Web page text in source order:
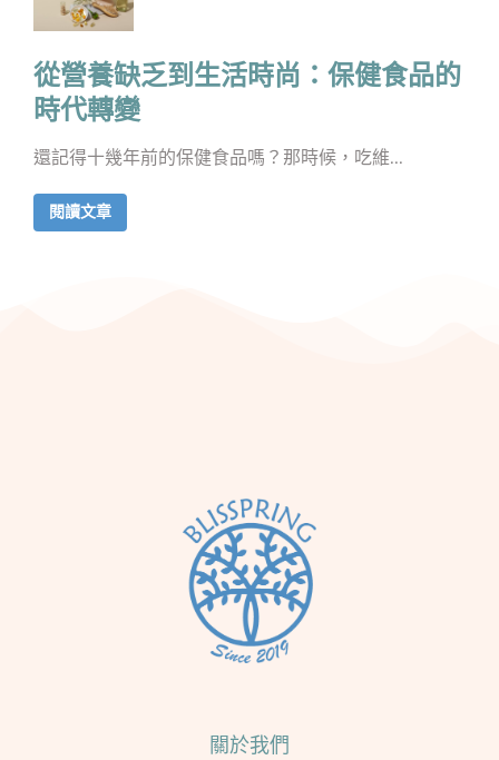
從營養缺乏到生活時尚：保健食品的
時代轉變
還記得十幾年前的保健食品嗎？那時候，吃維...
閱讀文章
關於我們